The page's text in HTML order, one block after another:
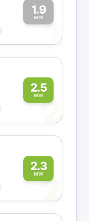
1.9
MW1
2.5
MW
2
2.3
MW2